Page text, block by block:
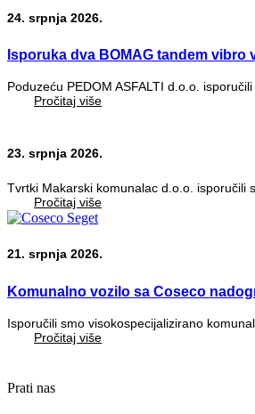
24. srpnja 2026.
Isporuka dva BOMAG tandem vibro
Poduzeću PEDOM ASFALTI d.o.o.
Pročitaj više
23. srpnja 2026.
Tvrtki Makarski komunalac d.o.o. isporučili
Pročitaj više
21. srpnja 2026.
Komunalno vozilo sa Coseco
Isporučili smo visokospecijalizirano
Pročitaj više
Prati nas